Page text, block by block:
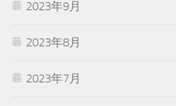
2023年9月
2023年8月
2023年7月